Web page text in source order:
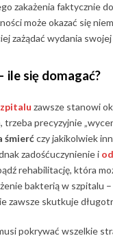
zakażenia faktycznie
może okazać się
zażądać wydania
ile się domagać?
zawsze stanowi
precyzyjnie
śmierćczy jakikolwiek
zadośćuczynienie i
rehabilitację, która
bakterią w szpitalu
zawsze skutkuje
pokrywać wszelkie